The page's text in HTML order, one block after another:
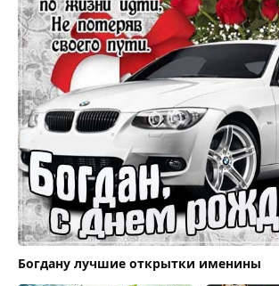
Богдану лучшие открытки именины